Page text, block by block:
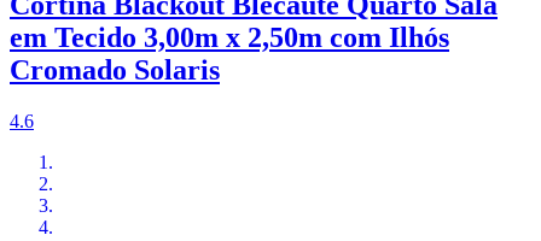
em Tecido 3,00m x 2,50m com Ilhós
Cromado Solaris
4.6